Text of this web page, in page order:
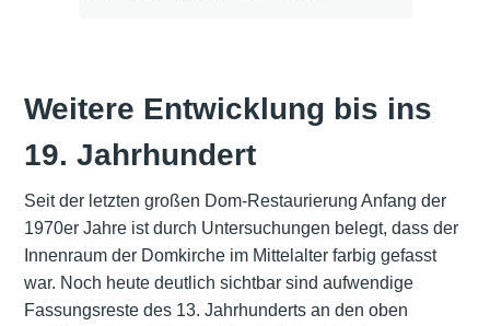
Weitere Entwicklung bis ins
19. Jahrhundert
Seit der letzten großen Dom-Restaurierung Anfang der
1970er Jahre ist durch Untersuchungen belegt, dass der
Innenraum der Domkirche im Mittelalter farbig gefasst
war. Noch heute deutlich sichtbar sind aufwendige
Fassungsreste des 13. Jahrhunderts an den oben